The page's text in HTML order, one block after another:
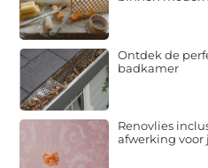
Ontdek de
badkamer
Renovlies
afwerking